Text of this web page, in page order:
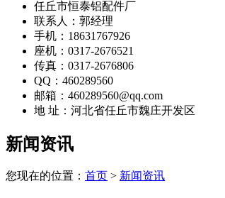
任丘市恒泰铝配件厂
联系人：郭经理
手机：18631767926
座机：0317-2676521
传真：0317-2676806
QQ：460289560
邮箱：460289560@qq.com
地 址：河北省任丘市魏庄开发区
新闻资讯
您现在的位置： 首页 > 新闻资讯